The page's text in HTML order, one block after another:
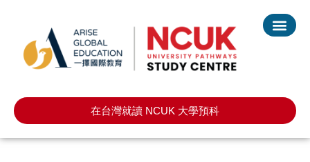
在台灣就讀 NCUK 大學預科